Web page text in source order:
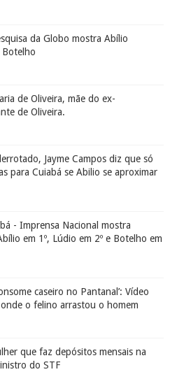
da Globo mostra Abílio
Botelho
de Oliveira, mãe do ex-
de Oliveira.
Jayme Campos diz que só
para Cuiabá se Abilio se aproximar
- Imprensa Nacional mostra
em 1º, Lúdio em 2º e Botelho em
caseiro no Pantanal’: Vídeo
o felino arrastou o homem
que faz depósitos mensais na
do STF